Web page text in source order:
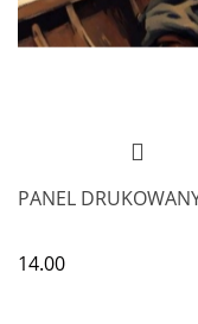
PANEL
14.00